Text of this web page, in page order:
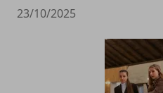
23/10/2025